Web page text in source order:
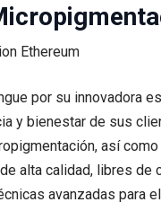
por su innovadora
y bienestar de sus
así
alta calidad, libres
avanzadas para